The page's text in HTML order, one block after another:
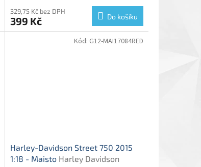
329,75 Kč bez DPH
399 Kč Do košíku
Harley-Davidson Street 750 2015
1:18 - Maisto Harley Davidson
Kód: G12-MAI17084RED